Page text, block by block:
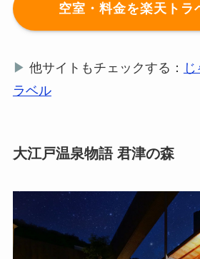
空室・料金を楽天トラ
▶ 他サイトもチェックする：
ラベル
大江戸温泉物語 君津の森